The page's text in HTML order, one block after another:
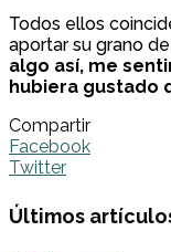
Todos ellos
aportar su grano de
algo así, me
hubiera gustado
Compartir
Facebook
Twitter
Últimos